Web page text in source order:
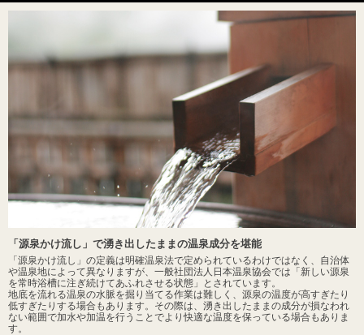
「源泉かけ流し」で湧き出したままの温泉成分を堪能
「源泉かけ流し」の定義は明確温泉法で定められているわけではなく、自治体
や温泉地によって異なりますが、一般社団法人日本温泉協会では「新しい源泉
を常時浴槽に注ぎ続けてあふれさせる状態」とされています。
地底を流れる温泉の水脈を掘り当てる作業は難しく、源泉の温度が高すぎたり
低すぎたりする場合もあります。その際は、湧き出したままの成分が損なわれ
ない範囲で加水や加温を行うことでより快適な温度を保っている場合もありま
す。